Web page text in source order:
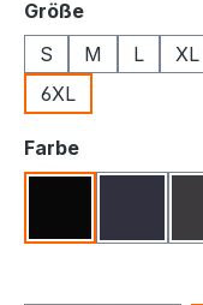
Größeauswählen
S
M L XL
6XL
Farbeauswählen